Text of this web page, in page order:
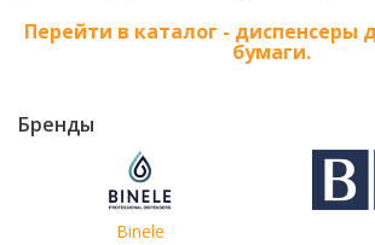
Перейти в каталог - диспенсеры
бумаги.
Бренды
Binele